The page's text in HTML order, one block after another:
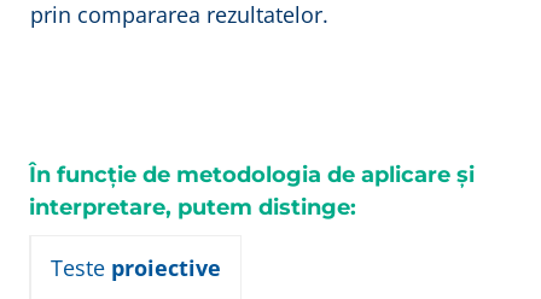
prin compararea rezultatelor.
În funcție de metodologia de aplicare și
interpretare, putem distinge:
Teste proiective